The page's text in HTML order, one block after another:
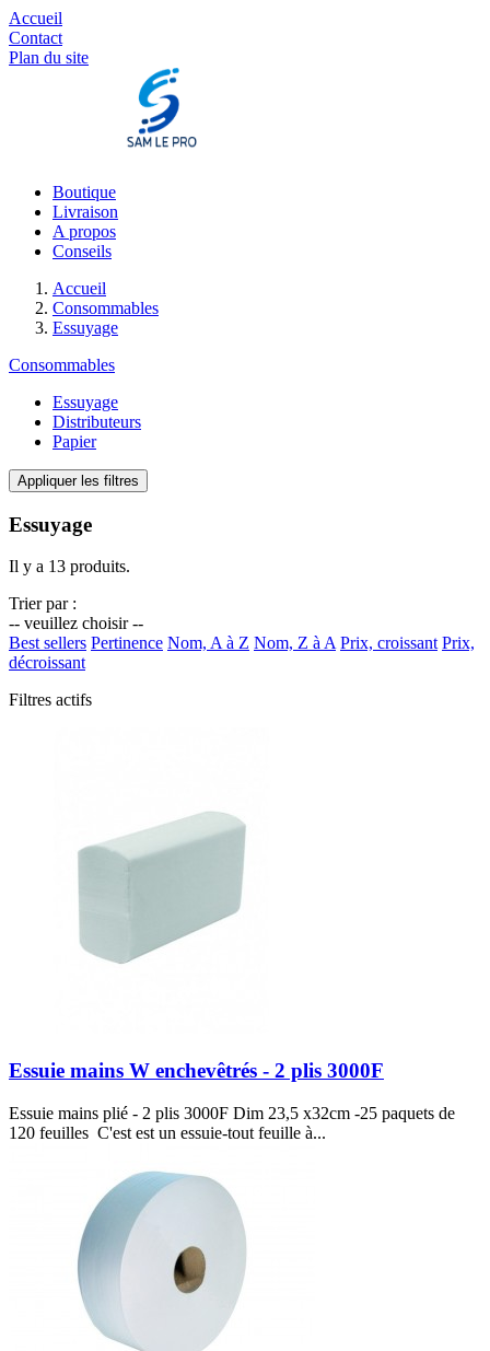
Accueil
Contact
Plan du site
Boutique
Livraison
A propos
Conseils
Accueil
Consommables
Essuyage
Consommables
Essuyage
Distributeurs
Papier
Appliquer les filtres
Essuyage
Il y a 13 produits.
Trier par :
-- veuillez choisir --
Best sellers Pertinence Nom, A à Z Nom, Z à A Prix, croissant Prix,
décroissant
Filtres actifs
Essuie mains W enchevêtrés - 2 plis 3000F
Essuie mains plié - 2 plis 3000F Dim 23,5 x32cm -25 paquets de
120 feuilles C'est est un essuie-tout feuille à...